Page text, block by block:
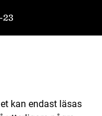
23
kan endast läsas